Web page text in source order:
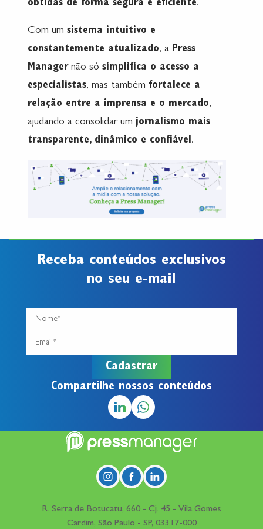
obtidas de forma segura e eficiente.
Com um sistema intuitivo e
constantemente atualizado, a Press
Managernão só simplifica o acesso a
especialistas, mas também fortalece a
relação entre a imprensa e o mercado,
ajudando a consolidar um jornalismo mais
transparente, dinâmico e confiável.
Receba conteúdos exclusivos
no seu e-mail
Compartilhe nossos conteúdos
R. Serra de Botucatu, 660 - Cj. 45 - Vila Gomes
Cardim, São Paulo - SP, 03317-000